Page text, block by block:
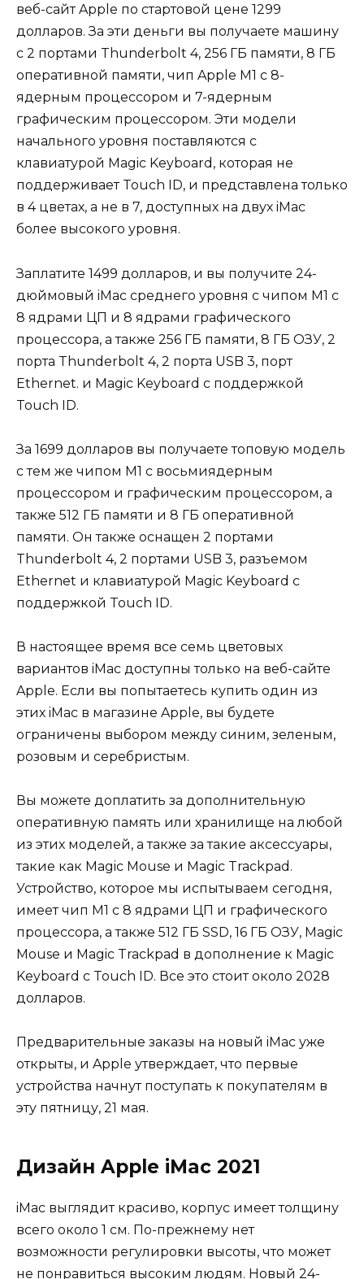
веб-сайт Apple по стартовой цене 1299
долларов. За эти деньги вы получаете машину
с 2 портами Thunderbolt 4, 256 ГБ памяти, 8 ГБ
оперативной памяти, чип Apple M1 с 8-
ядерным процессором и 7-ядерным
графическим процессором. Эти модели
начального уровня поставляются с
клавиатурой Magic Keyboard, которая не
поддерживает Touch ID, и представлена только
в 4 цветах, а не в 7, доступных на двух iMac
более высокого уровня.
Заплатите 1499 долларов, и вы получите 24-
дюймовый iMac среднего уровня с чипом M1 с
8 ядрами ЦП и 8 ядрами графического
процессора, а также 256 ГБ памяти, 8 ГБ ОЗУ, 2
порта Thunderbolt 4, 2 порта USB 3, порт
Ethernet. и Magic Keyboard с поддержкой
Touch ID.
За 1699 долларов вы получаете топовую модель
с тем же чипом M1 с восьмиядерным
процессором и графическим процессором, а
также 512 ГБ памяти и 8 ГБ оперативной
памяти. Он также оснащен 2 портами
Thunderbolt 4, 2 портами USB 3, разъемом
Ethernet и клавиатурой Magic Keyboard с
поддержкой Touch ID.
В настоящее время все семь цветовых
вариантов iMac доступны только на веб-сайте
Apple. Если вы попытаетесь купить один из
этих iMac в магазине Apple, вы будете
ограничены выбором между синим, зеленым,
розовым и серебристым.
Вы можете доплатить за дополнительную
оперативную память или хранилище на любой
из этих моделей, а также за такие аксессуары,
такие как Magic Mouse и Magic Trackpad.
Устройство, которое мы испытываем сегодня,
имеет чип M1 с 8 ядрами ЦП и графического
процессора, а также 512 ГБ SSD, 16 ГБ ОЗУ, Magic
Mouse и Magic Trackpad в дополнение к Magic
Keyboard с Touch ID. Все это стоит около 2028
долларов.
Предварительные заказы на новый iMac уже
открыты, и Apple утверждает, что первые
устройства начнут поступать к покупателям в
эту пятницу, 21 мая.
Дизайн Apple iMac 2021
iMac выглядит красиво, корпус имеет толщину
всего около 1 см. По-прежнему нет
возможности регулировки высоты, что может
не понравиться высоким людям. Новый 24-